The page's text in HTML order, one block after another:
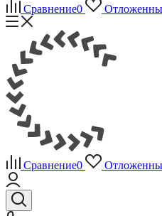
Сравнение0
Сравнение0